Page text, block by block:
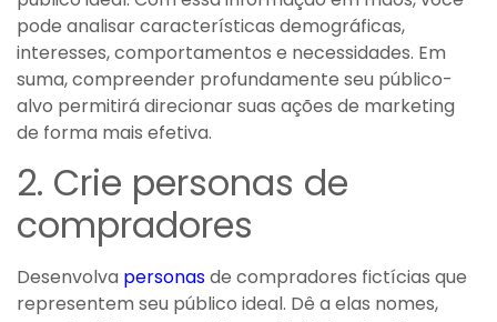
pode analisar características demográficas,
interesses, comportamentos e necessidades. Em
suma, compreender profundamente seu público-
alvo permitirá direcionar suas ações de marketing
de forma mais efetiva.
2. Crie personas de
compradores
Desenvolva personasde compradores fictícias que
representem seu público ideal. Dê a elas nomes,